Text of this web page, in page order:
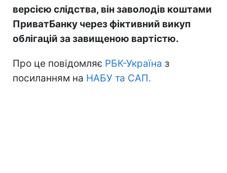
версією слідства, він заволодів коштами
ПриватБанку через фіктивний викуп
облігацій за завищеною вартістю.
Про це повідомляє РБК-Україна з
посиланням на НАБУ та САП.